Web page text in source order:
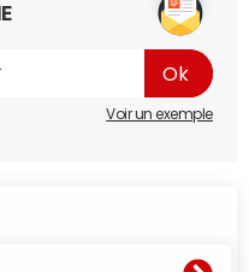
Voir un exemple